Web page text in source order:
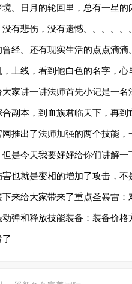
。日月的轮回里，总有一星
有悲伤，没有遗憾。。。。
经。还有现实生活的点点滴
上线，看到他白色的名字，
家讲一讲法师首先小记是一
副本，到血族君临天下，再
推出了法师加强的两个技能
是今天我要好好给你们讲解
害也就是变相的增加了攻击，
来给大家带来了重点圣暴雷
弹和释放技能装备：装备价